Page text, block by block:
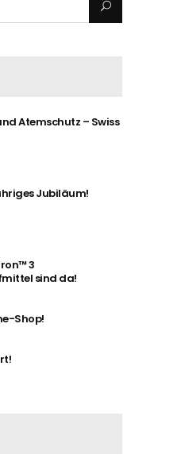
Atemschutz – Swiss
Jubiläum!
3
sind da!
Shop!